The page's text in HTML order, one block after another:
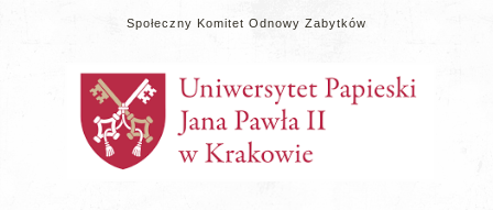
Społeczny Komitet Odnowy Zabytków